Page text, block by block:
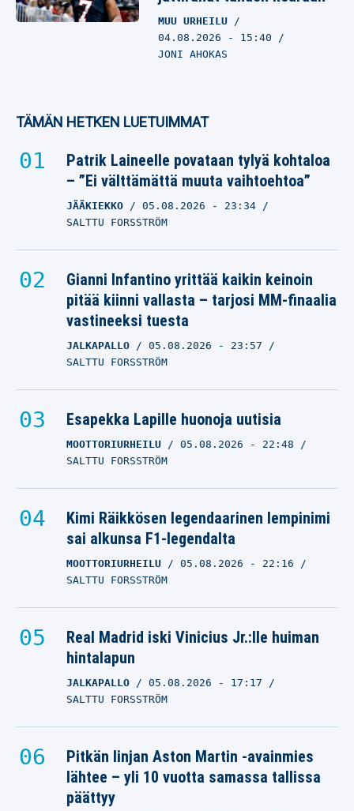
MUU URHEILU
04.08.2026 - 15:40
JONI AHOKAS
TÄMÄN HETKEN LUETUIMMAT
Patrik Laineelle povataan tylyä kohtaloa
– ”Ei välttämättä muuta vaihtoehtoa”
JÄÄKIEKKO 05.08.2026 - 23:34
SALTTU FORSSTRÖM
Gianni Infantino yrittää kaikin keinoin
pitää kiinni vallasta – tarjosi MM-finaalia
vastineeksi tuesta
JALKAPALLO 05.08.2026 - 23:57
SALTTU FORSSTRÖM
Esapekka Lapille huonoja uutisia
MOOTTORIURHEILU 05.08.2026 - 22:48
SALTTU FORSSTRÖM
Kimi Räikkösen legendaarinen lempinimi
sai alkunsa F1-legendalta
MOOTTORIURHEILU 05.08.2026 - 22:16
SALTTU FORSSTRÖM
Real Madrid iski Vinicius Jr.:lle huiman
hintalapun
JALKAPALLO 05.08.2026 - 17:17
SALTTU FORSSTRÖM
Pitkän linjan Aston Martin -avainmies
lähtee – yli 10 vuotta samassa tallissa
päättyy